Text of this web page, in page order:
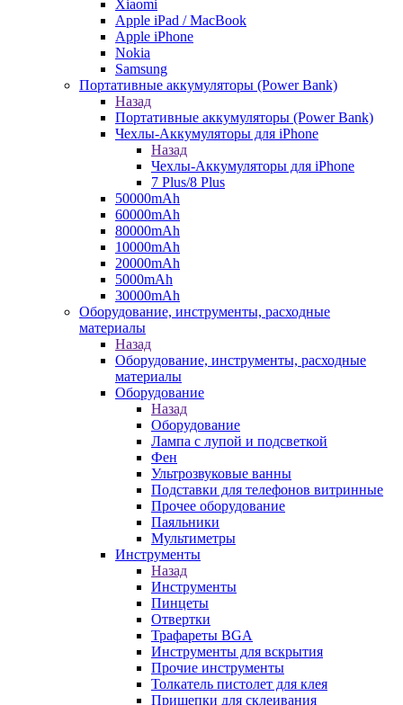
Xiaomi
Apple iPad / MacBook
Apple iPhone
Nokia
Samsung
Портативные аккумуляторы (Power Bank)
Назад
Портативные аккумуляторы (Power Bank)
Чехлы-Аккумуляторы для iPhone
Назад
Чехлы-Аккумуляторы для iPhone
7 Plus/8 Plus
50000mAh
60000mAh
80000mAh
10000mAh
20000mAh
5000mAh
30000mAh
Оборудование, инструменты, расходные
материалы
Назад
Оборудование, инструменты, расходные
материалы
Оборудование
Назад
Оборудование
Лампа с лупой и подсветкой
Фен
Ультрозвуковые ванны
Подставки для телефонов витринные
Прочее оборудование
Паяльники
Мультиметры
Инструменты
Назад
Инструменты
Пинцеты
Отвертки
Трафареты BGA
Инструменты для вскрытия
Прочие инструменты
Толкатель пистолет для клея
Прищепки для склеивания